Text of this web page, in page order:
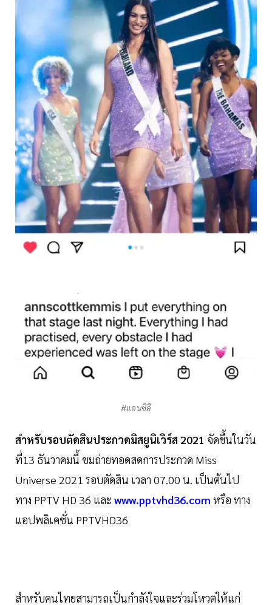
#แอนชิลี
สำหรับรอบตัดสินประกวดมิสยูนิเวิร์ส 2021 จัดขึ้นในวัน
ที่13 ธันวาคมนี้ ชมถ่ายทอดสดการประกวด Miss
Universe 2021 รอบตัดสิน เวลา 07.00 น. เป็นต้นไป
ทาง PPTV HD 36 และ www.pptvhd36.com หรือ ทาง
แอปพลิเคชั่น PPTVHD36
สำหรับคนไทยสามารถเป็นกำลังใจและร่วมโหวตให้แก่